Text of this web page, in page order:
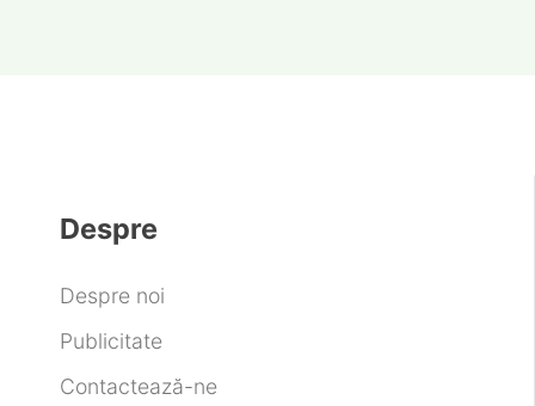
Despre
Despre noi
Publicitate
Contactează-ne